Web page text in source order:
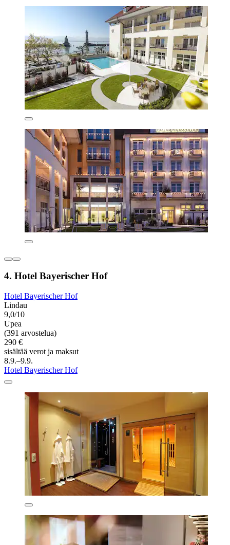
4. Hotel Bayerischer Hof
Hotel Bayerischer Hof
Lindau
9,0/10
Upea
(391 arvostelua)
290 €
sisältää verot ja maksut
8.9.–9.9.
Hotel Bayerischer Hof